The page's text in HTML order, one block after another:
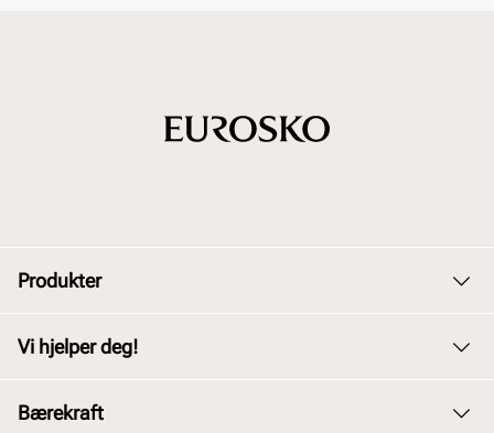
Produkter
Barn
Vi hjelper deg!
Bærekraft